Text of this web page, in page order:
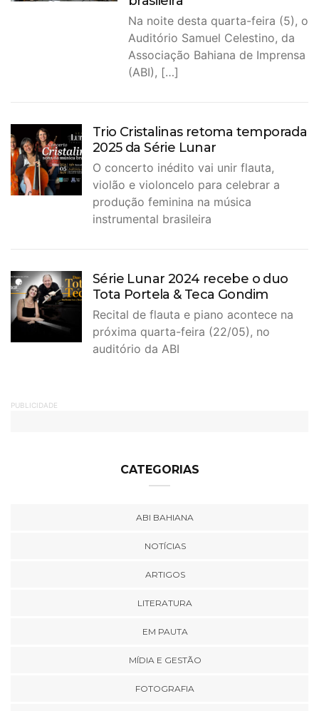
Na noite desta quarta-feira (5), o
Auditório Samuel Celestino, da
Associação Bahiana de Imprensa
(ABI), […]
Trio Cristalinas retoma temporada
2025 da Série Lunar
O concerto inédito vai unir flauta,
violão e violoncelo para celebrar a
produção feminina na música
instrumental brasileira
Série Lunar 2024 recebe o duo
Tota Portela & Teca Gondim
Recital de flauta e piano acontece na
próxima quarta-feira (22/05), no
auditório da ABI
PUBLICIDADE
CATEGORIAS
ABI BAHIANA
NOTÍCIAS
ARTIGOS
LITERATURA
EM PAUTA
MÍDIA E GESTÃO
FOTOGRAFIA